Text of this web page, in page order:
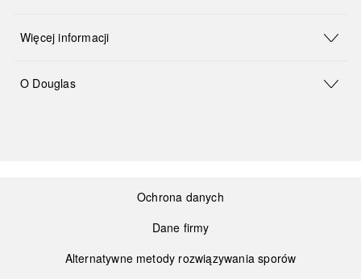
Więcej informacji
O Douglas
Ochrona danych
Dane firmy
Alternatywne metody rozwiązywania sporów